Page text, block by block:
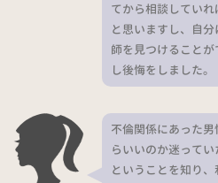
てから相談してい
と思いますし、自
師を見つけること
し後悔をしました。
不倫関係にあった
らいいのか迷って
ということを知り、